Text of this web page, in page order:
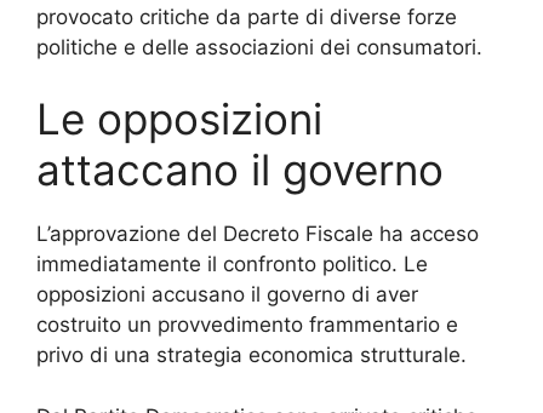
provocato critiche da parte di diverse forze
politiche e delle associazioni dei consumatori.
Le opposizioni
attaccano il governo
L’approvazione del Decreto Fiscale ha acceso
immediatamente il confronto politico. Le
opposizioni accusano il governo di aver
costruito un provvedimento frammentario e
privo di una strategia economica strutturale.